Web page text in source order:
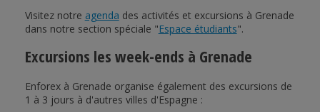
Visitez notre agenda des activités et excursions à Grenade
dans notre section spéciale "Espace étudiants".
Excursions les week-ends à Grenade
Enforex à Grenade organise également des excursions de
1 à 3 jours à d'autres villes d'Espagne :